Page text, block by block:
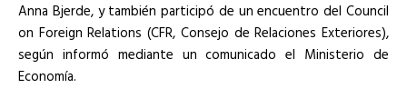
Anna Bjerde, y también participó de un encuentro del Council
on Foreign Relations (CFR, Consejo de Relaciones Exteriores),
según informó mediante un comunicado el Ministerio de
Economía.